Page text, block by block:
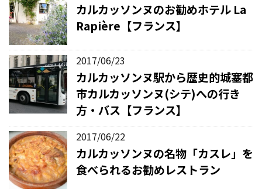
カルカッソンヌのお勧めホテル La
Rapière【フランス】
2017/06/23
カルカッソンヌ駅から歴史的城塞都
市カルカッソンヌ(シテ)への行き
方・バス【フランス】
2017/06/22
カルカッソンヌの名物「カスレ」を
食べられるお勧めレストラン